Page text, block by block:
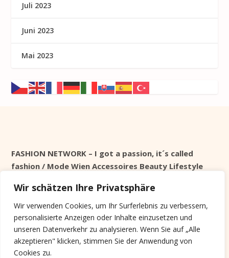
Wir schätzen Ihre Privatsphäre
Wir verwenden Cookies, um Ihr Surferlebnis zu verbessern,
personalisierte Anzeigen oder Inhalte einzusetzen und
unseren Datenverkehr zu analysieren. Wenn Sie auf „Alle
akzeptieren" klicken, stimmen Sie der Anwendung von
Cookies zu.
Juli 2023
Juni 2023
Mai 2023
FASHION NETWORK – I got a passion, it´s called
fashion / Mode Wien Accessoires Beauty Lifestyle
Seit 1998 online
Cookie Info
Diese Website verwendet keine Tracking Cookies,